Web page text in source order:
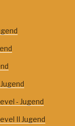
- Jugend
II Jugend